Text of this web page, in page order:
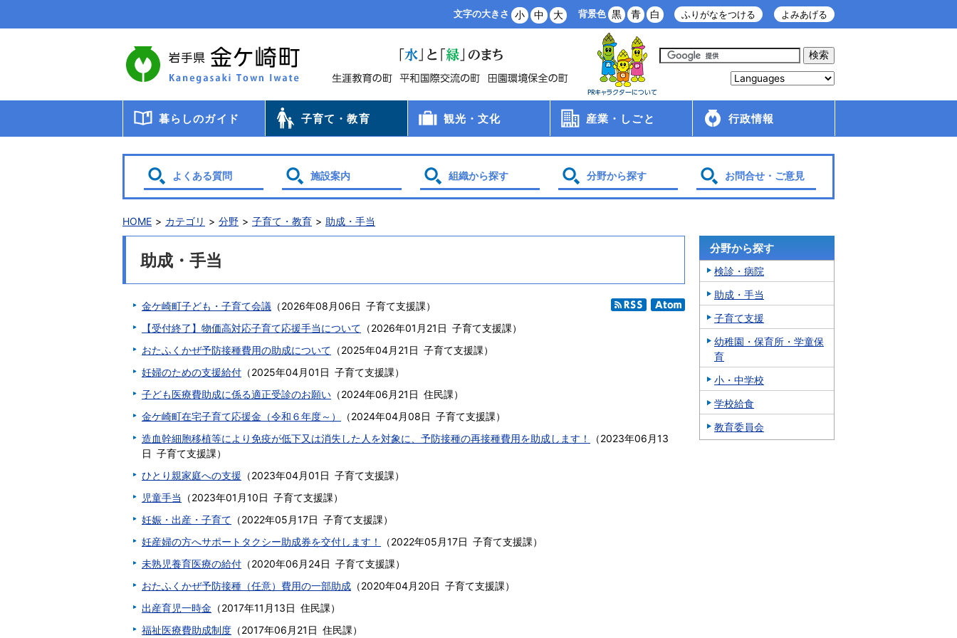
動
文字の大きさ 小 中 大 背景色 黒 青 白 ふりがなをつける よみあげる
暮らしのガイド 子育て・教育
保育
観光・文化 産業・しごと 行政情報
よくある質問 施設案内 組織から探す 分野から探す お問合せ・ご意見
HOME カテゴリ 分野 子育て・教育 助成・手当
助成・手当
金ケ崎町子ども・子育て会議 （2026年08月06日 子育て支援課）
【受付終了】物価高対応子育て応援手当について （2026年01月21日 子育て支援課）
おたふくかぜ予防接種費用の助成について （2025年04月21日 子育て支援課）
妊婦のための支援給付 （2025年04月01日 子育て支援課）
子ども医療費助成に係る適正受診のお願い （2024年06月21日 住民課）
金ケ崎町在宅子育て応援金（令和６年度～）
（2024年04月08日 子育て支援課）
造血幹細胞移植等により免疫が低下又は消失した人を対象に、予防接種の再接種費用を助成します！
（2023年06月13
日 子育て支援課）
ひとり親家庭への支援 （2023年04月01日 子育て支援課）
児童手当
（2023年01月10日 子育て支援課）
妊娠・出産・子育て （2022年05月17日 子育て支援課）
妊産婦の方へサポートタクシー助成券を交付します！
（2022年05月17日 子育て支援課）
未熟児養育医療の給付 （2020年06月24日 子育て支援課）
おたふくかぜ予防接種（任意）費用の一部助成 （2020年04月20日 子育て支援課）
出産育児一時金 （2017年11月13日 住民課）
福祉医療費助成制度 （2017年06月21日 住民課）
分野から探す
検診・病院
助成・手当
子育て支援
幼稚園・保育所・学童保
育
小・中学校
学校給食
教育委員会